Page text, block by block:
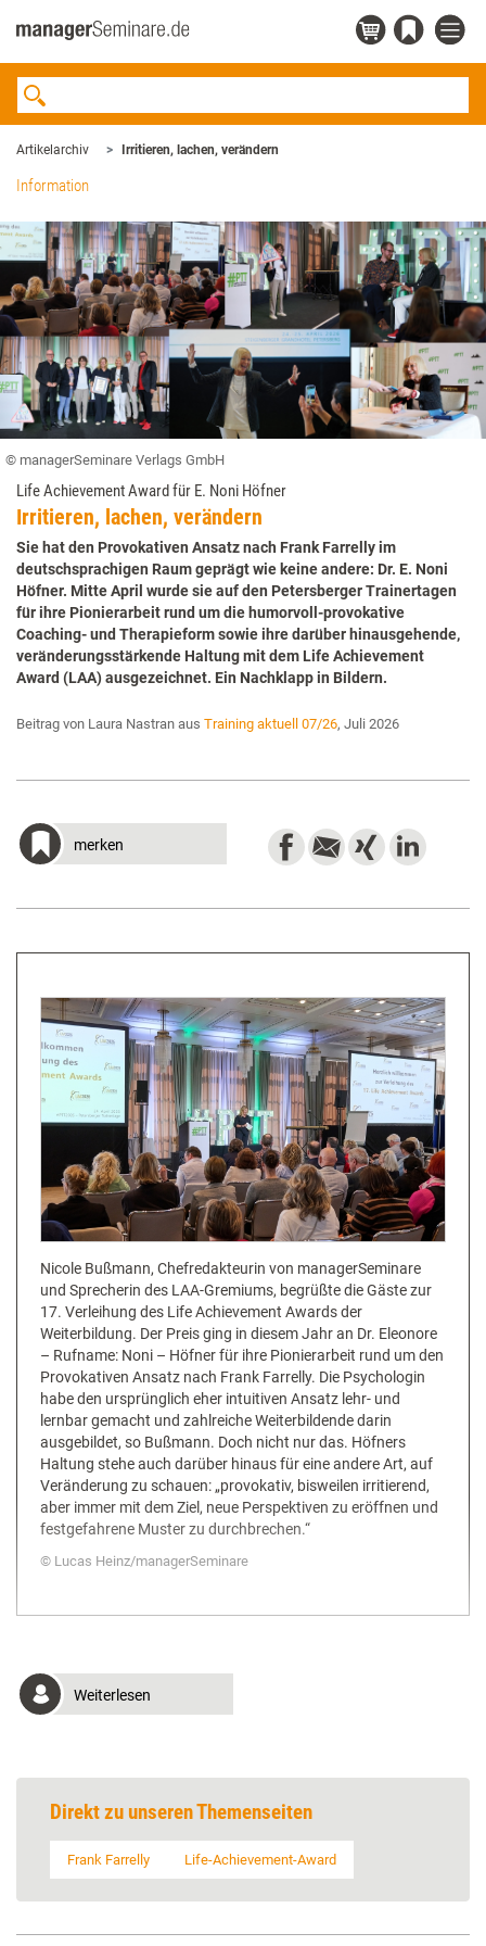
Artikelarchiv Irritieren, lachen, verändern
Information
© managerSeminare Verlags GmbH
Life Achievement Award für E. Noni Höfner
Irritieren, lachen, verändern
Sie hat den Provokativen Ansatz nach Frank Farrelly im
deutschsprachigen Raum geprägt wie keine andere: Dr. E. Noni
Höfner. Mitte April wurde sie auf den Petersberger Trainertagen
für ihre Pionierarbeit rund um die humorvoll-provokative
Coaching- und Therapieform sowie ihre darüber hinausgehende,
veränderungsstärkende Haltung mit dem Life Achievement
Award (LAA) ausgezeichnet. Ein Nachklapp in Bildern.
Beitrag von Laura Nastran aus Training aktuell 07/26, Juli 2026
merken
Nicole Bußmann, Chefredakteurin von managerSeminare
und Sprecherin des LAA-Gremiums, begrüßte die Gäste zur
17. Verleihung des Life Achievement Awards der
Weiterbildung. Der Preis ging in diesem Jahr an Dr. Eleonore
– Rufname: Noni – Höfner für ihre Pionierarbeit rund um den
Provokativen Ansatz nach Frank Farrelly. Die Psychologin
habe den ursprünglich eher intuitiven Ansatz lehr- und
lernbar gemacht und zahlreiche Weiterbildende darin
ausgebildet, so Bußmann. Doch nicht nur das. Höfners
Haltung stehe auch darüber hinaus für eine andere Art, auf
Veränderung zu schauen: „provokativ, bisweilen irritierend,
aber immer mit dem Ziel, neue Perspektiven zu eröffnen und
festgefahrene Muster zu durchbrechen.“
Lucas Heinz/managerSeminare
Weiterlesen
Direkt zu unseren Themenseiten
Frank Farrelly Life-Achievement-Award